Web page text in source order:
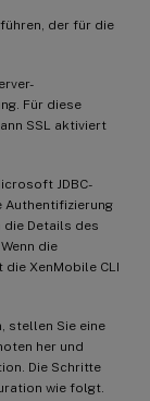
der für die
Für diese
SSL aktiviert
JDBC-
Authentifizierung
Details des
die
XenMobile CLI
stellen Sie eine
her und
Die Schritte
wie folgt.